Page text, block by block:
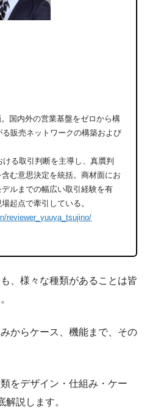
国内外の営業基盤をゼロから構
販売ネットワークの構築および
る取引判断を主導し、真贋判
む意思決定を統括。商材面にお
ルまでの幅広い取引経験を有
起点で牽引している。
reviewer_yuuya_tsujino/
、様々な種類があることは皆
からケース、機能まで、その
をデザイン・仕組み・ケー
解説します。